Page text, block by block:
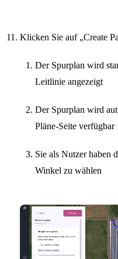
Klicken Sie auf „Create
Der Spurplan wird
Leitlinie angezeigt
Der Spurplan wird
Pläne-Seite verfügbar
Sie als Nutzer haben
Winkel zu wählen